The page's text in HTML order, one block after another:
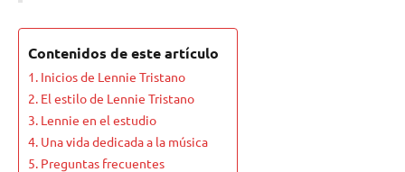
Contenidos de este artículo
Inicios de Lennie Tristano
El estilo de Lennie Tristano
Lennie en el estudio
Una vida dedicada a la música
Preguntas frecuentes